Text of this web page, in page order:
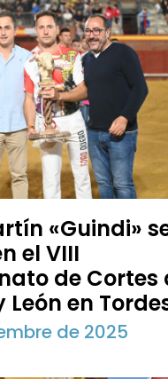
«Guindi»
el VIII
de Cortes
en
de 2025